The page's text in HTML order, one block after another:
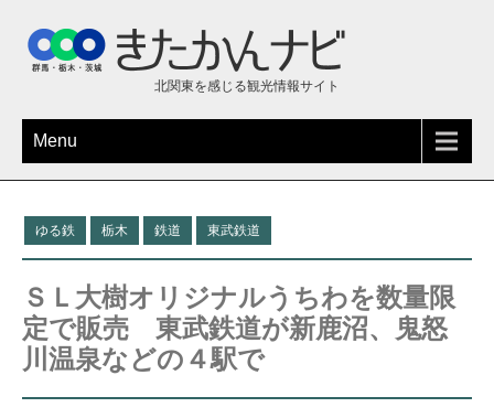
北関東を感じる観光情報サイト
Menu
ゆる鉄 栃木 鉄道 東武鉄道
ＳＬ大樹オリジナルうちわを数量限
定で販売 東武鉄道が新鹿沼、鬼怒
川温泉などの４駅で